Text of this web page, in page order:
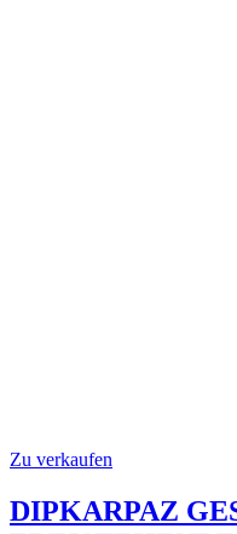
Zu verkaufen
DIPKARPAZ